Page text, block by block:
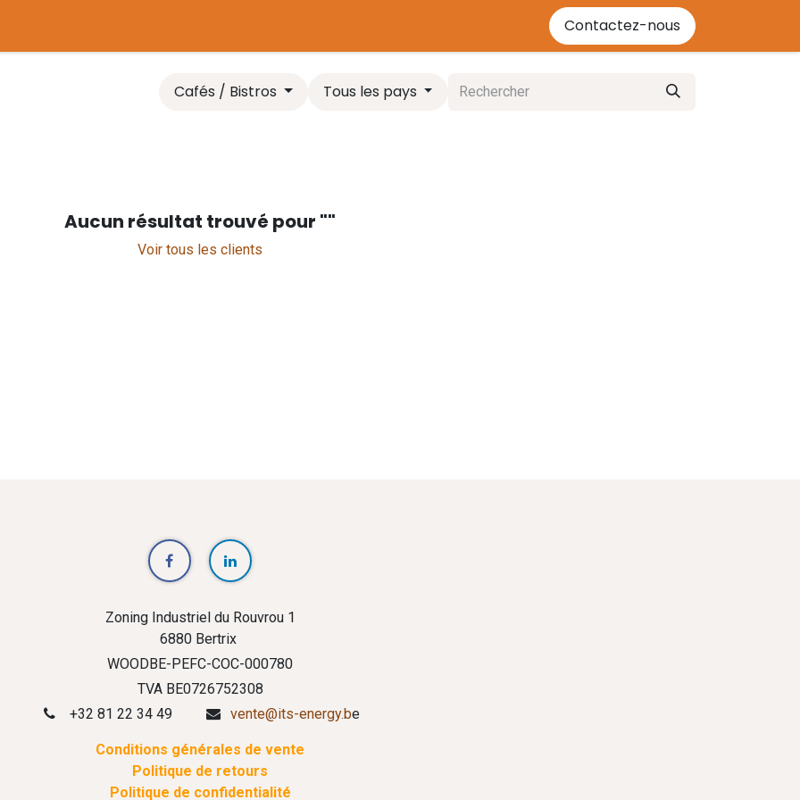
Contactez-nous Événements
Contactez-nous
Cafés / Bistros Tous les pays
Aucun résultat trouvé pour ""
Voir tous les clients
Zoning Industriel du Rouvrou 1
6880 Bertrix
WOODBE-PEFC-COC-000780
TVA BE0726752308
+32 81 22 34 49
vente@its-energy.be
Conditions générales de vente
Politique de retours
Politique de confidentialité